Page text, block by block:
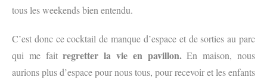
tous les weekends bien entendu.
C’est donc ce cocktail de manque d’espace et de sorties au parc
qui me faitregretter la vie en pavillon.En maison, nous
aurions plus d’espace pour nous tous, pour recevoir et les enfants